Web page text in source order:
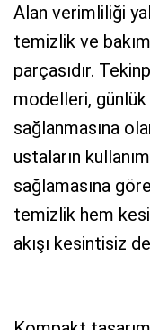
Alan verimliliği
temizlik ve
parçasıdır.
modelleri,
sağlanmasına
ustaların
sağlamasına
temizlik hem
akışı kesintisiz